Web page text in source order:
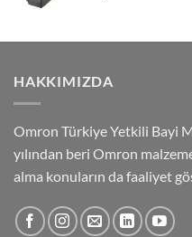
HAKKIMIZDA
Omron Türkiye Yetkili Bayi
yılından beri Omron
alma konuların da faaliyet